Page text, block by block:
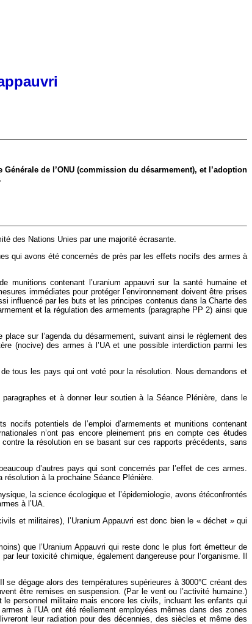
de l’ONU (commission du désarmement), et l’adoption
des Nations Unies par une majorité écrasante.
qui avons été concernés de près par les effets nocifs des armes à
munitions contenant l’uranium appauvri sur la santé humaine et
immédiates pour protéger l’environnement doivent être prises
influencé par les buts et les principes contenus dans la Charte des
et la régulation des armements (paragraphe PP 2) ainsi que
sur l’agenda du désarmement, suivant ainsi le règlement des
(nocive) des armes à l’UA et une possible interdiction parmi les
tous les pays qui ont voté pour la résolution. Nous demandons et
et à donner leur soutien à la Séance Plénière, dans le
potentiels de l’emploi d’armements et munitions contenant
n’ont pas encore pleinement pris en compte ces études
la résolution en se basant sur ces rapports précédents, sans
d’autres pays qui sont concernés par l’effet de ces armes.
à la prochaine Séance Plénière.
la science écologique et l’épidemiologie, avons étéconfrontés
à l’UA.
et militaires), l’Uranium Appauvri est donc bien le « déchet » qui
que l’Uranium Appauvri qui reste donc le plus fort émetteur de
leur toxicité chimique, également dangereuse pour l’organisme. Il
se dégage alors des températures supérieures à 3000°C créant des
être remises en suspension. (Par le vent ou l’activité humaine.)
personnel militaire mais encore les civils, incluant les enfants qui
à l’UA ont été réellement employées mêmes dans des zones
leur radiation pour des décennies, des siècles et même des